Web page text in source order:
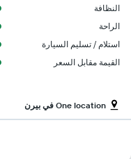
النظافة
الراحة
استلام / تسليم السيارة
القيمة مقابل السعر
One location في بيرن